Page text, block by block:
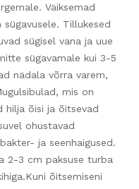
Väiksemad
Tillukesed
sügisel vana ja uue
sügavamale kui 3-5
nädala võrra varem,
mis on
hilja õisi ja õitsevad
ohustavad
ja seenhaigused.
2-3 cm paksuse turba
õitsemiseni